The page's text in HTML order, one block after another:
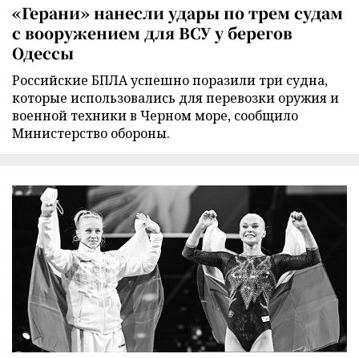
«Герани» нанесли удары по трем судам
с вооружением для ВСУ у берегов
Одессы
Российские БПЛА успешно поразили три судна,
которые использовались для перевозки оружия и
военной техники в Черном море, сообщило
Министерство обороны.